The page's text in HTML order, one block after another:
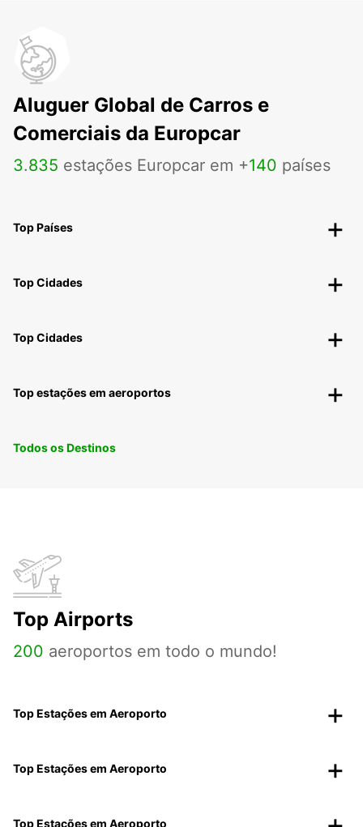
Aluguer Global de Carros e
Comerciais da Europcar
3.835 estações Europcar em +140 países
Top Países
Top Cidades
Top Cidades
Top estações em aeroportos
Todos os Destinos
Top Airports
200 aeroportos em todo o mundo!
Top Estações em Aeroporto
Top Estações em Aeroporto
Top Estações em Aeroporto